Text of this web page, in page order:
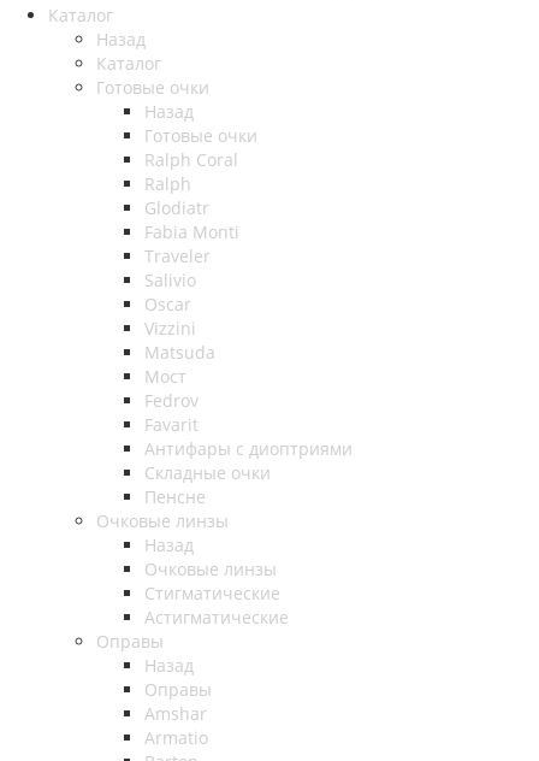
Каталог
Назад
Каталог
Готовые очки
Назад
Готовые очки
Ralph Coral
Ralph
Glodiatr
Fabia Monti
Traveler
Salivio
Oscar
Vizzini
Matsuda
Мост
Fedrov
Favarit
Антифары с диоптриями
Складные очки
Пенсне
Очковые линзы
Назад
Очковые линзы
Стигматические
Астигматические
Оправы
Назад
Оправы
Amshar
Armatio